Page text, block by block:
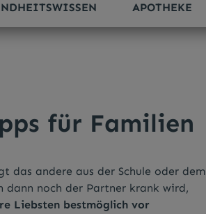
APOTHEKE
für Familien
das andere aus der Schule oder dem
dann noch der Partner krank wird,
Liebsten bestmöglich vor